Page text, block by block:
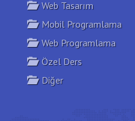
Web Tasarım
Mobil Programlama
Web Programlama
Özel Ders
Diğer